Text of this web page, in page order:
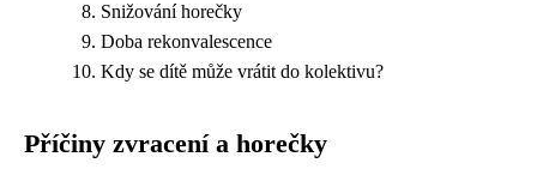
Snižování horečky
Doba rekonvalescence
Kdy se dítě může vrátit do kolektivu?
Příčiny zvracení a horečky